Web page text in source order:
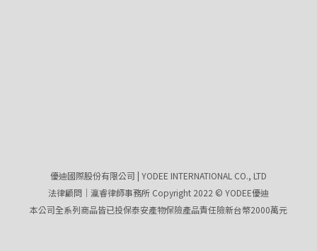
優迪國際股份有限公司 | YODEE INTERNATIONAL CO., LTD
法律顧問｜瀛睿律師事務所 Copyright 2022 © YODEE優迪
本公司全系列商品皆已投保泰安產物保險產品責任險新台幣2000萬元